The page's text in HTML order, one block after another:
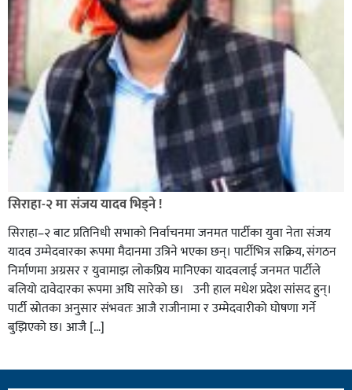
सिराहा-२ मा संजय यादव भिड्ने !
सिराहा–२ बाट प्रतिनिधी सभाको निर्वाचनमा जनमत पार्टीका युवा नेता संजय
यादव उम्मेदवारका रूपमा मैदानमा उत्रिने भएका छन्। पार्टीभित्र सक्रिय, संगठन
निर्माणमा अग्रसर र युवामाझ लोकप्रिय मानिएका यादवलाई जनमत पार्टीले
बलियो दावेदारका रूपमा अघि सारेको छ। उनी हाल मधेश प्रदेश सांसद हुन्।
पार्टी स्रोतका अनुसार संभवतः आजै राजीनामा र उम्मेदवारीको घोषणा गर्ने
बुझिएको छ। आजै […]